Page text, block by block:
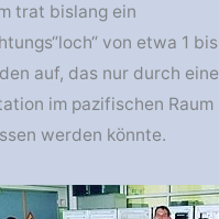
trat bislang ein
von etwa 1 bis
auf, das nur durch eine
im pazifischen Raum
werden könnte.